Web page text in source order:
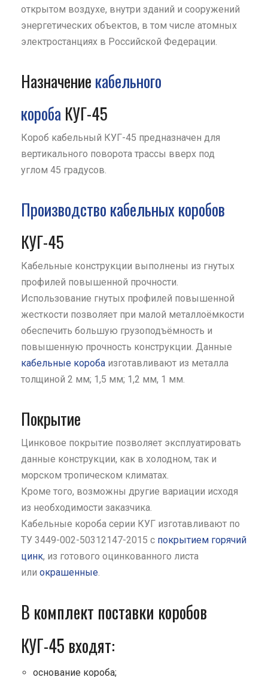
открытом воздухе, внутри зданий и сооружений
энергетических объектов, в том числе атомных
электростанциях в Российской Федерации.
Назначение кабельного
короба КУГ-45
Короб кабельный КУГ-45 предназначен для
вертикального поворота трассы вверх под
углом 45 градусов.
Производство кабельных коробов
КУГ-45
Кабельные конструкции выполнены из гнутых
профилей повышенной прочности.
Использование гнутых профилей повышенной
жесткости позволяет при малой металлоёмкости
обеспечить большую грузоподъёмность и
повышенную прочность конструкции. Данные
кабельные короба изготавливают из металла
толщиной 2 мм; 1,5 мм; 1,2 мм, 1 мм.
Покрытие
Цинковое покрытие позволяет эксплуатировать
данные конструкции, как в холодном, так и
морском тропическом климатах.
Кроме того, возможны другие вариации исходя
из необходимости заказчика.
Кабельные короба серии КУГ изготавливают по
ТУ 3449-002-50312147-2015 с покрытием горячий
цинк, из готового оцинкованного листа
или окрашенные.
В комплект поставки коробов
КУГ-45 входят:
основание короба;